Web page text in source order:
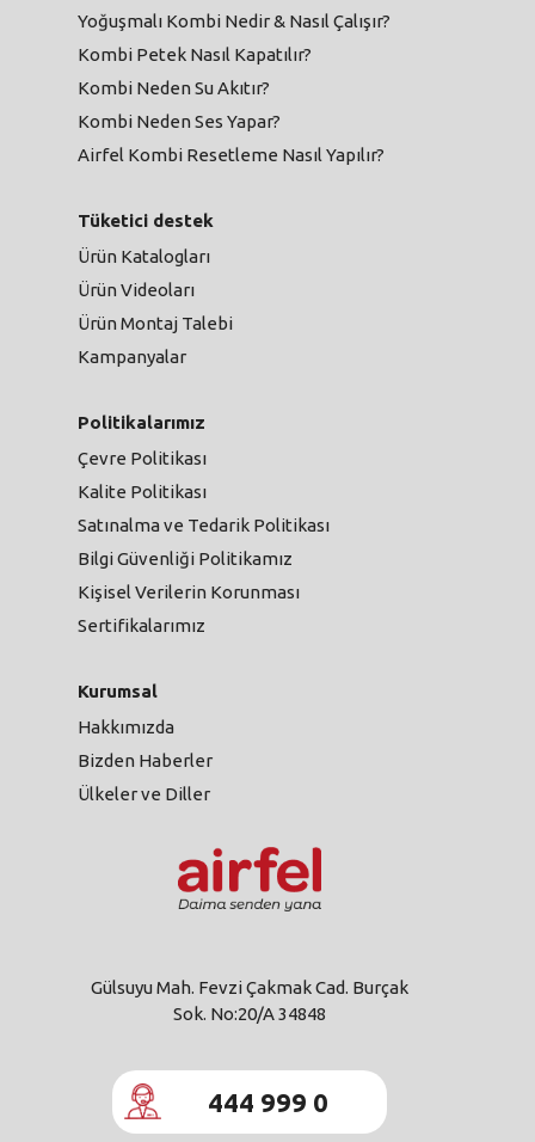
Yoğuşmalı Kombi Nedir & Nasıl Çalışır?
Kombi Petek Nasıl Kapatılır?
Kombi Neden Su Akıtır?
Kombi Neden Ses Yapar?
Airfel Kombi Resetleme Nasıl Yapılır?
Tüketici destek
Ürün Katalogları
Ürün Videoları
Ürün Montaj Talebi
Kampanyalar
Politikalarımız
Çevre Politikası
Kalite Politikası
Satınalma ve Tedarik Politikası
Bilgi Güvenliği Politikamız
Kişisel Verilerin Korunması
Sertifikalarımız
Kurumsal
Hakkımızda
Bizden Haberler
Ülkeler ve Diller
Gülsuyu Mah. Fevzi Çakmak Cad. Burçak
Sok. No:20/A 34848
444 999 0